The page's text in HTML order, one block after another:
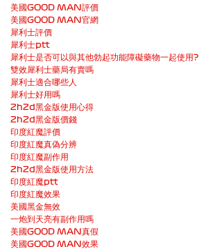
美國GOOD MAN評價
美國GOOD MAN官網
犀利士評價
犀利士ptt
犀利士是否可以與其他勃起功能障礙藥物一起使用?
雙效犀利士藥局有賣嗎
犀利士適合哪些人
犀利士好用嗎
2h2d黑金版使用心得
2h2d黑金版價錢
印度紅魔評價
印度紅魔真偽分辨
印度紅魔副作用
2h2d黑金版使用方法
印度紅魔ptt
印度紅魔效果
美國黑金無效
一炮到天亮有副作用嗎
美國GOOD MAN真假
美國GOOD MAN效果